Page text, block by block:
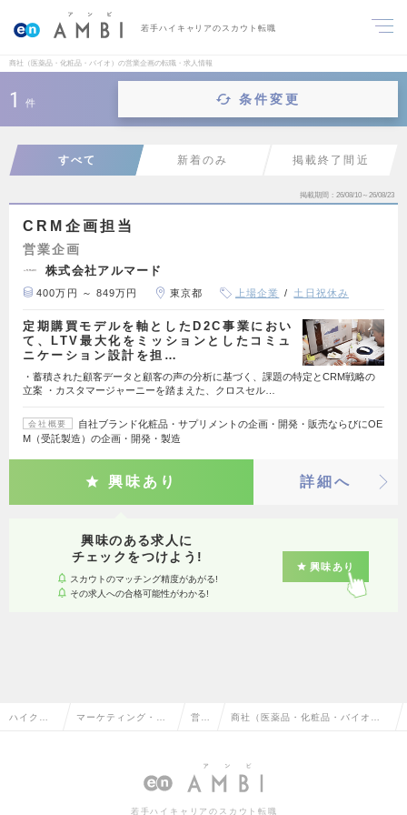
若手ハイキャリアのスカウト転職
商社（医薬品・化粧品・バイオ）の営業企画の転職・求人情報
1 件 条件変更
すべて 新着のみ 掲載終了間近
掲載期間 26/08/10～26/08/23
CRM企画担当
営業企画
株式会社アルマード
400万円 ～ 849万円 東京都 上場企業 土日祝休み
定期購買モデルを軸としたD2C事業におい
て、LTV最大化をミッションとしたコミュ
ニケーション設計を担…
・蓄積された顧客データと顧客の声の分析に基づく、課題の特定とCRM戦略の
立案 ・カスタマージャーニーを踏まえた、クロスセル…
会社概要
自社ブランド化粧品・サプリメントの企画・開発・販売ならびにOE
M（受託製造）の企画・開発・製造
興味あり 詳細へ
興味のある求人に
チェックをつけよう!
スカウトのマッチング精度があがる!
その求人への合格可能性がわかる!
興味あり
ハイクラ マーケティング・販 営業 商社（医薬品・化粧品・バイオ）
若手ハイキャリアのスカウト転職